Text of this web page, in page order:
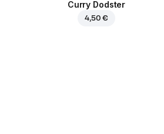
Curry Dodster
4,50 €